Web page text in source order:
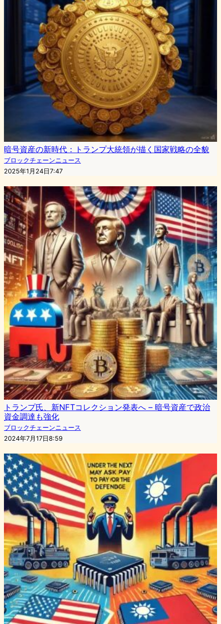
暗号資産の新時代：トランプ大統領が描く国家戦略の全貌
ブロックチェーンニュース
2025年1月24日7:47
トランプ氏、新NFTコレクション発表へ – 暗号資産で政治
資金調達も強化
ブロックチェーンニュース
2024年7月17日8:59